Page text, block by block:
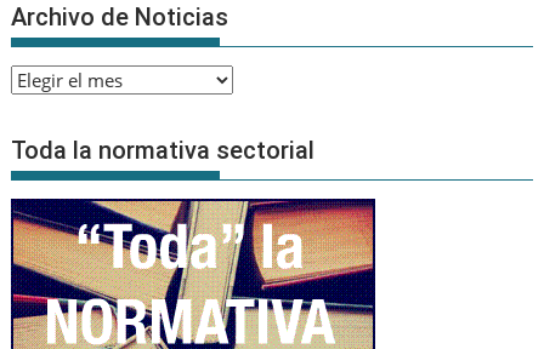
Archivo de Noticias
Archivo
Noticias
Toda la normativa sectorial